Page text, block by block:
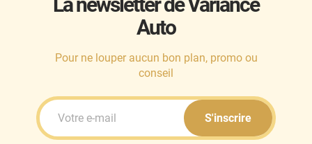
Ineos
Infiniti
Auto
Pour ne louper aucun bon plan, promo ou
conseil
S'inscrire